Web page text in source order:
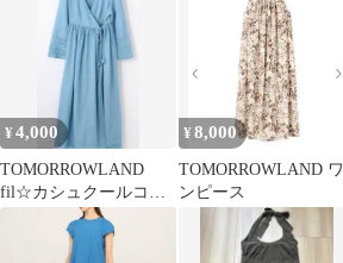
¥4,000
TOMORROWLAND
fil☆カシュクールコッ
トンレースワンピ
¥ 8,000
TOMORROWLAND ワ
ンピース